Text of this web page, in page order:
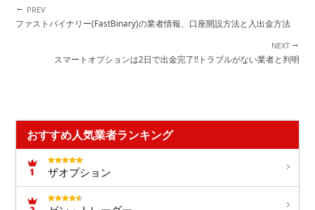
投稿ナビゲーション
←
ファストバイナリー(FastBinary)の業者情報、口座開設方法と入出金方法
スマートオプションは2日で出金完了!!トラブルがない業者と判明
→
おすすめ人気業者ランキング
ザオプション